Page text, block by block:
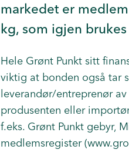
markedet er
kg, som igjen
Hele Grønt Punkt sitt
viktig at bonden også tar
leverandør/entreprenør
produsenten eller
f.eks. Grønt Punkt gebyr,
medlemsregister